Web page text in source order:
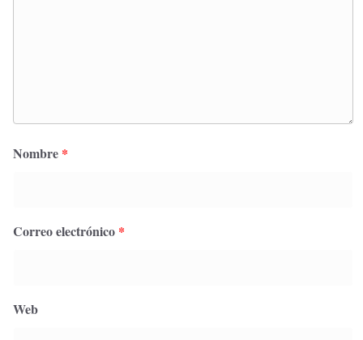
Nombre *
Correo electrónico *
Web